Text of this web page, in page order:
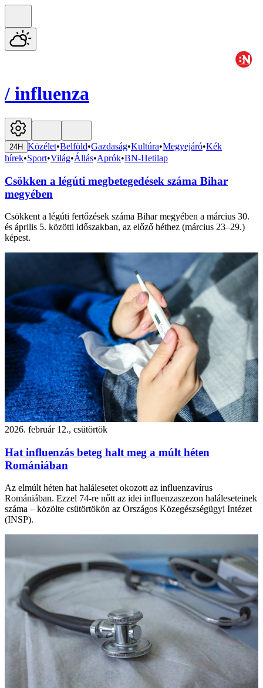
/ influenza
24H Közélet•Belföld•Gazdaság•Kultúra•Megyejáró•Kék
hírek•Sport•Világ•Állás•Aprók•BN-Hetilap
Csökken a légúti megbetegedések száma Bihar
megyében
Csökkent a légúti fertőzések száma Bihar megyében a március 30.
és április 5. közötti időszakban, az előző héthez (március 23–29.)
képest.
2026. február 12., csütörtök
Hat influenzás beteg halt meg a múlt héten
Romániában
Az elmúlt héten hat halálesetet okozott az influenzavírus
Romániában. Ezzel 74-re nőtt az idei influenzaszezon haláleseteinek
száma – közölte csütörtökön az Országos Közegészségügyi Intézet
(INSP).